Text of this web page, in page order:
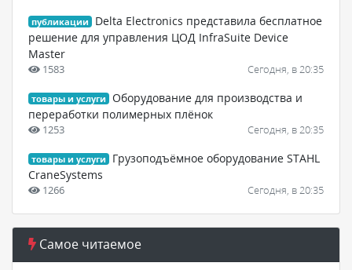
публикации
Delta Electronics представила бесплатное
решение для управления ЦОД InfraSuite Device
Master
1583 Сегодня, в 20:35
товары и услуги
Оборудование для производства и
переработки полимерных плёнок
1253 Сегодня, в 20:35
товары и услуги
Грузоподъёмное оборудование STAHL
CraneSystems
1266 Сегодня, в 20:35
Самое читаемое